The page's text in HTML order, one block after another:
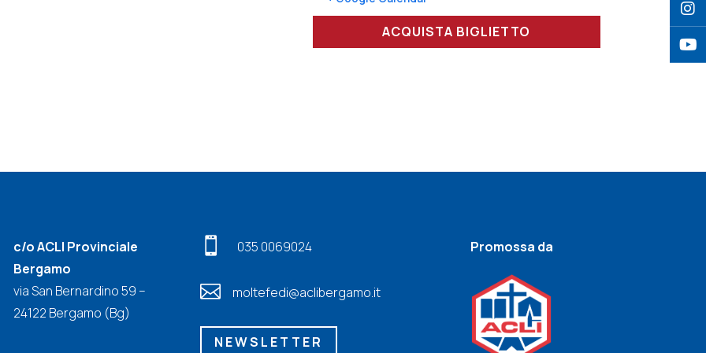
ACQUISTA BIGLIETTO
c/o ACLI Provinciale
Bergamo
via San Bernardino 59 –
24122 Bergamo (Bg)
 035 0069024
 moltefedi@aclibergamo.it
NEWSLETTER
Promossa da